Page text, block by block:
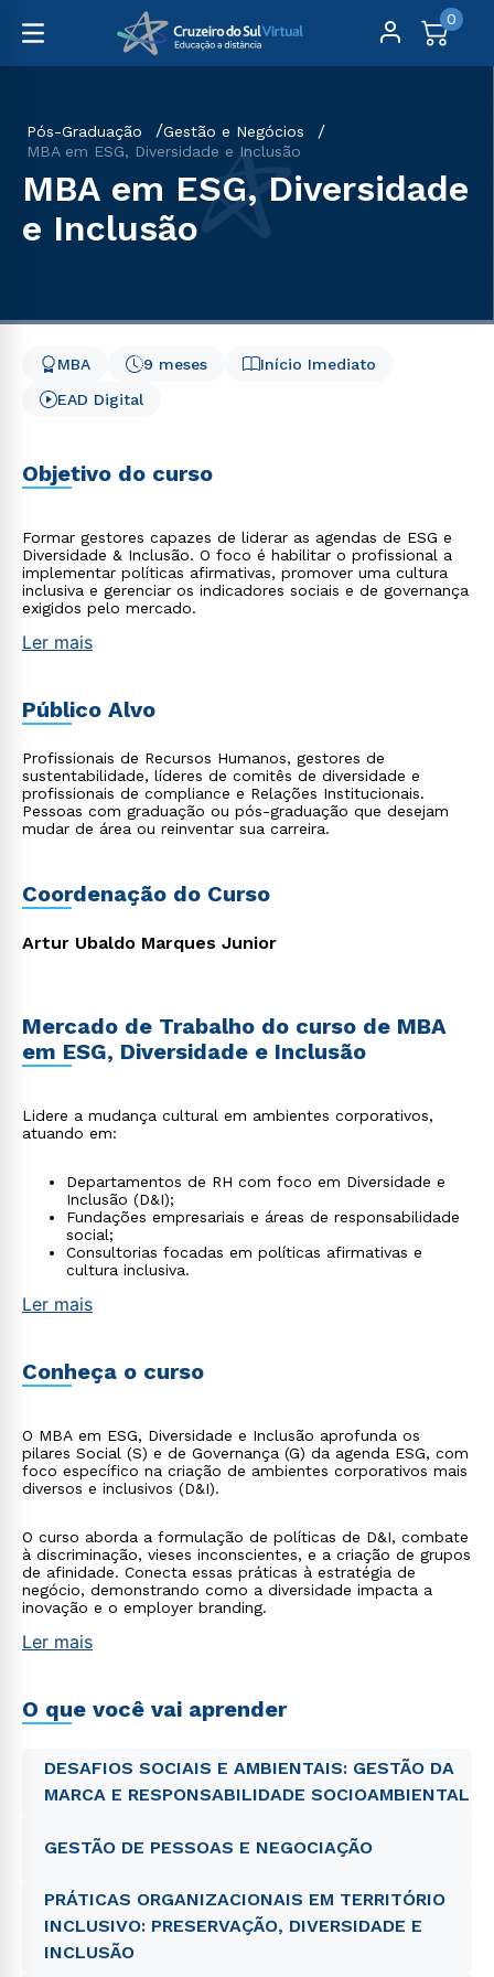
0
Pós-Graduação
Gestão e Negócios
MBA em ESG, Diversidade e Inclusão
MBA em ESG, Diversidade
e Inclusão
Início Imediato
9 meses
MBA
EAD Digital
Objetivo do curso
Formar gestores capazes de liderar as agendas de ESG e
Diversidade & Inclusão. O foco é habilitar o profissional a
implementar políticas afirmativas, promover uma cultura
inclusiva e gerenciar os indicadores sociais e de governança
exigidos pelo mercado.
Ler mais
Público Alvo
Profissionais de Recursos Humanos, gestores de
sustentabilidade, líderes de comitês de diversidade e
profissionais de compliance e Relações Institucionais.
Pessoas com graduação ou pós-graduação que desejam
mudar de área ou reinventar sua carreira.
Coordenação do Curso
Artur Ubaldo Marques Junior
Mercado de Trabalho do curso de MBA
em ESG, Diversidade e Inclusão
Lidere a mudança cultural em ambientes corporativos,
atuando em:
Departamentos de RH com foco em Diversidade e
Inclusão (D&I);
Fundações empresariais e áreas de responsabilidade
social;
Consultorias focadas em políticas afirmativas e
cultura inclusiva.
Ler mais
Conheça o curso
O MBA em ESG, Diversidade e Inclusão aprofunda os
pilares Social (S) e de Governança (G) da agenda ESG, com
foco específico na criação de ambientes corporativos mais
diversos e inclusivos (D&I).
O curso aborda a formulação de políticas de D&I, combate
à discriminação, vieses inconscientes, e a criação de grupos
de afinidade. Conecta essas práticas à estratégia de
negócio, demonstrando como a diversidade impacta a
inovação e o employer branding.
Ler mais
O que você vai aprender
DESAFIOS SOCIAIS E AMBIENTAIS: GESTÃO DA
MARCA E RESPONSABILIDADE SOCIOAMBIENTAL
GESTÃO DE PESSOAS E NEGOCIAÇÃO
PRÁTICAS ORGANIZACIONAIS EM TERRITÓRIO
INCLUSIVO: PRESERVAÇÃO, DIVERSIDADE E
INCLUSÃO